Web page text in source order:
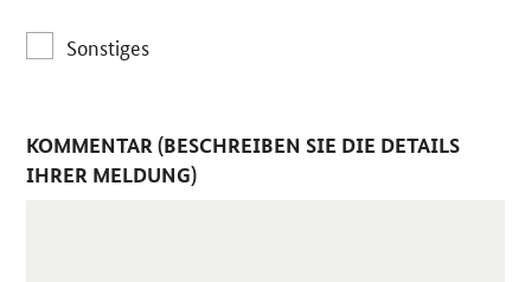
Sonstiges
KOMMENTAR (BESCHREIBEN SIE DIE DETAILS
IHRER MELDUNG)